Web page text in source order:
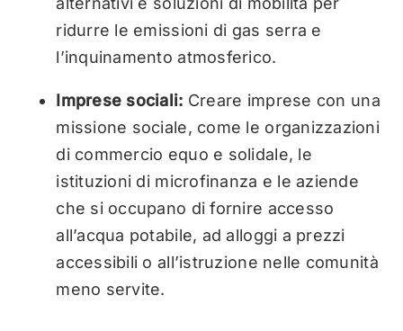
ridurre le emissioni di gas serra e
l’inquinamento atmosferico.
Imprese sociali: Creare imprese con una
missione sociale, come le organizzazioni
di commercio equo e solidale, le
istituzioni di microfinanza e le aziende
che si occupano di fornire accesso
all’acqua potabile, ad alloggi a prezzi
accessibili o all’istruzione nelle comunità
meno servite.